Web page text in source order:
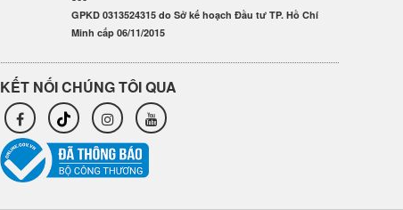
GPKD 0313524315 do Sở kế hoạch Đầu tư TP. Hồ Chí
Minh cấp 06/11/2015
KẾT NỐI CHÚNG TÔI QUA